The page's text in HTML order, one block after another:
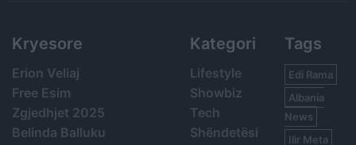
Kryesore
Erion Veliaj
Free Esim
Zgjedhjet 2025
Belinda Balluku
Kategori
Lifestyle
Showbiz
Tech
Shëndetësi
Tags
Edi Rama
Albania
News
Ilir Meta